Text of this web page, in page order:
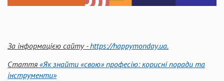
За інформацією сайту -https://happymonday.ua.
Стаття «Як знайти «свою» професію: корисні поради та
інструменти»